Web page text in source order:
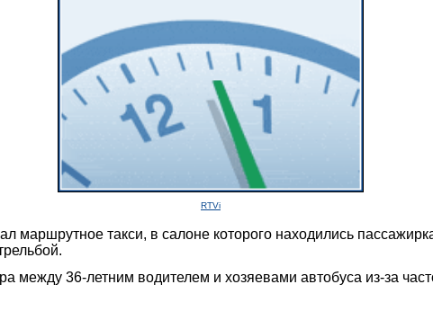
RTVi
маршрутное такси, в салоне которого находились
между 36-летним водителем и хозяевами автобуса из-за